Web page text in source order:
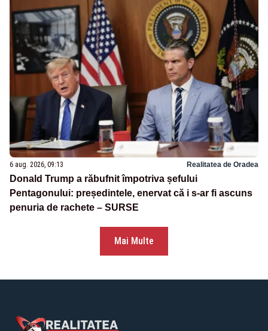
6 aug. 2026, 09:13 Realitatea de Oradea
Donald Trump a răbufnit împotriva șefului
Pentagonului: președintele, enervat că i s-ar fi ascuns
penuria de rachete – SURSE
Mai Multe